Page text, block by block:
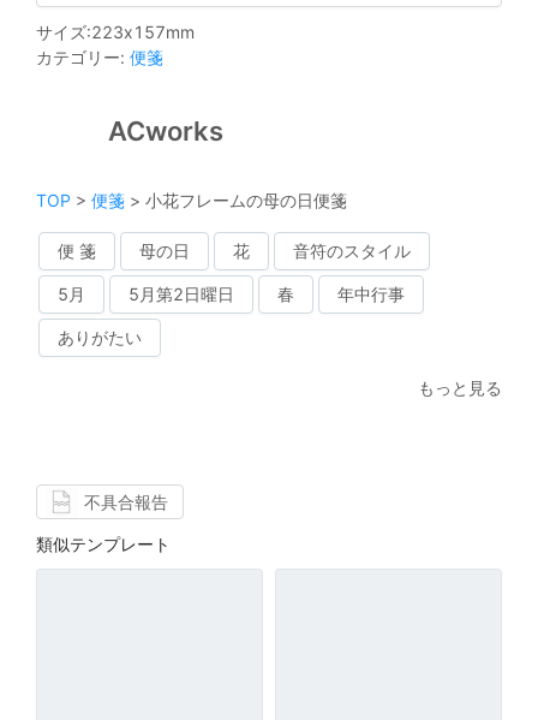
サイズ:223x157mm
カテゴリー: 便箋
ACworks
TOP > 便箋 > 小花フレームの母の日便箋
便 箋 母の日 花 音符のスタイル
5月 5月第2日曜日 春 年中行事
ありがたい
もっと見る
不具合報告
類似テンプレート